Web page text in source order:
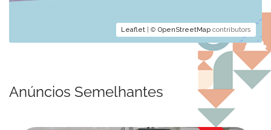
Leaflet | © OpenStreetMap contributors
Anúncios Semelhantes